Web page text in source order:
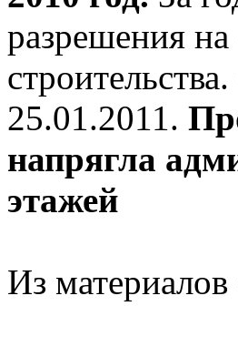
разрешения на
25.01.2011.
напрягла
этажей
Из материалов